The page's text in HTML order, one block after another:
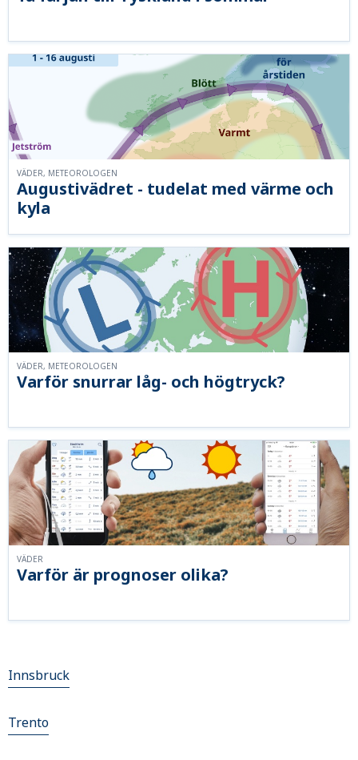
Augustivädret - tudelat med värme och
kyla
VÄDER, METEOROLOGEN
Varför snurrar låg- och högtryck?
VÄDER, METEOROLOGEN
Varför är prognoser olika?
VÄDER
Innsbruck
Trento